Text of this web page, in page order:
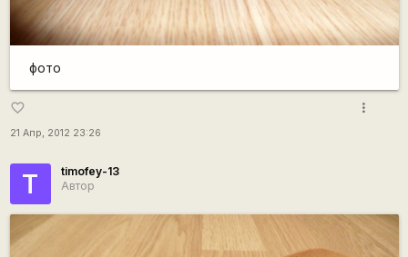
фото
favorite_border
21 Апр, 2012 23:26
more_vert
T
timofey-13
Автор